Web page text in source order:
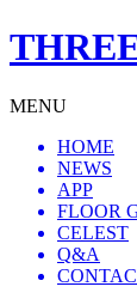
MENU
HOME
NEWS
APP
FLOOR
CELEST
Q&A